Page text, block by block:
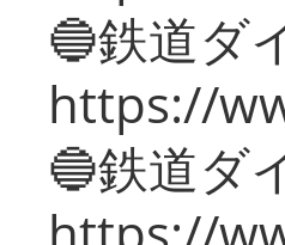
🔵鉄道ダ
https://
🔵鉄道ダ